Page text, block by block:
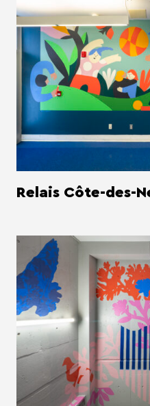
Relais Côte-des-